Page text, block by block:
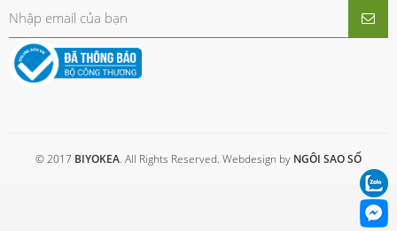
© 2017 BIYOKEA. All Rights Reserved. Webdesign by NGÔI SAO SỐ